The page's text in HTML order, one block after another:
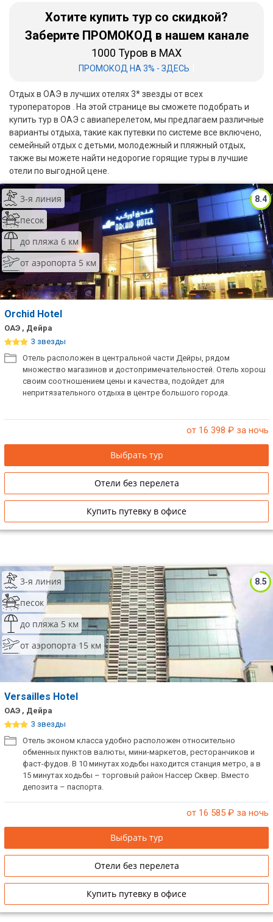
Хотите купить тур со скидкой?
Заберите ПРОМОКОД в нашем канале
1000 Туров в MAX
ПРОМОКОД НА 3% - ЗДЕСЬ
Отдых в ОАЭ в лучших отелях 3* звезды от всех
туроператоров . На этой странице вы сможете подобрать и
купить тур в ОАЭ с авиаперелетом, мы предлагаем различные
варианты отдыха, такие как путевки по системе все включено,
семейный отдых с детьми, молодежный и пляжный отдых,
также вы можете найти недорогие горящие туры в лучшие
отели по выгодной цене.
8.4
3-я линия
песок
до пляжа 6 км
от аэропорта 5 км
Orchid Hotel
ОАЭ , Дейра
3 звезды
Отель расположен в центральной части Дейры, рядом
множество магазинов и достопримечательностей. Отель хорош
своим соотношением цены и качества, подойдет для
непритязательного отдыха в центре большого города.
от 16 398 ₽ за ночь
Выбрать тур
Отели без перелета
Купить путевку в офисе
8.5
3-я линия
песок
до пляжа 5 км
от аэропорта 15 км
Versailles Hotel
ОАЭ , Дейра
3 звезды
Отель эконом класса удобно расположен относительно
обменных пунктов валюты, мини-маркетов, ресторанчиков и
фаст-фудов. В 10 минутах ходьбы находится станция метро, а в
15 минутах ходьбы – торговый район Нассер Сквер. Вместо
депозита – паспорта.
от 16 585 ₽ за ночь
Выбрать тур
Отели без перелета
Купить путевку в офисе
Шри Ланка
Бали
Северный Гоа
Южный Гоа
Занзибар
Абхазия
Большой Сочи
Кав Мин Воды
Экскурсионные туры
VIP отели 5 звезд
ТОП 10 недорогих отелей
Лучшие отели 4* звезды
звезды
Сетевые отели Турции
Сетевые отели Египта
Сетевые отели Таиланда
Сетевые отели Шри Ланки
Сетевые отели Вьетнама
Сетевые отели Мальдив
Сетевые отели Бали
Сетевые отели Сейшел
Сетевые отели Маврикия